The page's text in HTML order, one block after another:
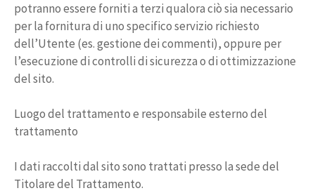
potranno essere forniti a terzi qualora ciò sia necessario
per la fornitura di uno specifico servizio richiesto
dell’Utente (es. gestione dei commenti), oppure per
l’esecuzione di controlli di sicurezza o di ottimizzazione
del sito.
Luogo del trattamento e responsabile esterno del
trattamento
I dati raccolti dal sito sono trattati presso la sede del
Titolare del Trattamento.